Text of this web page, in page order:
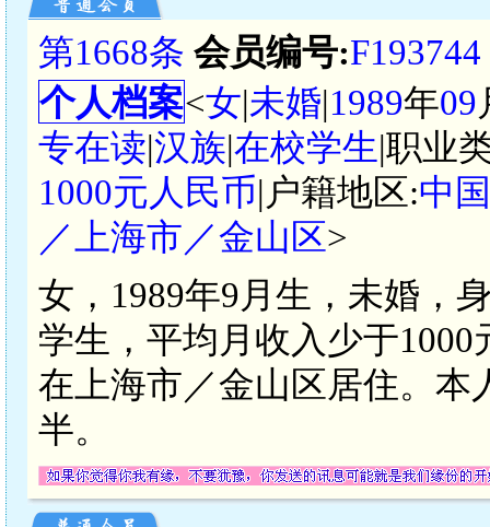
第1668条 会员编号:F193744
个人档案<女|未婚|1989年09
专在读|汉族|在校学生|职业
1000元人民币|户籍地区:中
／上海市／金山区>
女，1989年9月生，未婚，
学生，平均月收入少于
在上海市／金山区居住。本
半。